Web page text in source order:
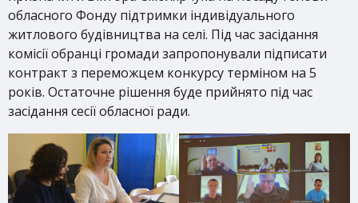
обласного Фонду підтримки індивідуального
житлового будівництва на селі. Під час засідання
комісії обранці громади запропонували підписати
контракт з переможцем конкурсу терміном на 5
років. Остаточне рішення буде прийнято під час
засідання сесії обласної ради.